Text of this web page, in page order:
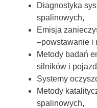
Diagnostyka
spalinowych,
Emisja
–powstawanie i
Metody badań
silników i
Systemy
Metody
spalinowych,